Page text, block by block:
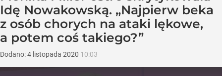
Idę Nowakowską. „Najpierw beka
z osób chorych na ataki lękowe,
a potem coś takiego?”
Dodano:4 listopada 2020 10:03